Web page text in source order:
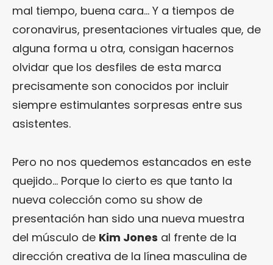
mal tiempo, buena cara… Y a tiempos de
coronavirus, presentaciones virtuales que, de
alguna forma u otra, consigan hacernos
olvidar que los desfiles de esta marca
precisamente son conocidos por incluir
siempre estimulantes sorpresas entre sus
asistentes.
Pero no nos quedemos estancados en este
quejido… Porque lo cierto es que tanto la
nueva colección como su show de
presentación han sido una nueva muestra
del músculo de Kim Jones al frente de la
dirección creativa de la línea masculina de